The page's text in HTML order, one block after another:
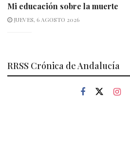
Mi educación sobre la muerte
JUEVES, 6 AGOSTO 2026
RRSS Crónica de Andalucía